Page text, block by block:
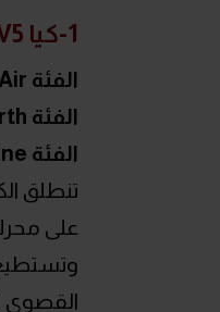
1-كيا EV5 (سعر 2 مليون و50 ألف جنيه)
الفئة Air بسعر 2,050,000 جنيه
الفئة Earth بسعر 2,300,000 جنيه
الفئة GT line بسعر 2,550,000 جنيه